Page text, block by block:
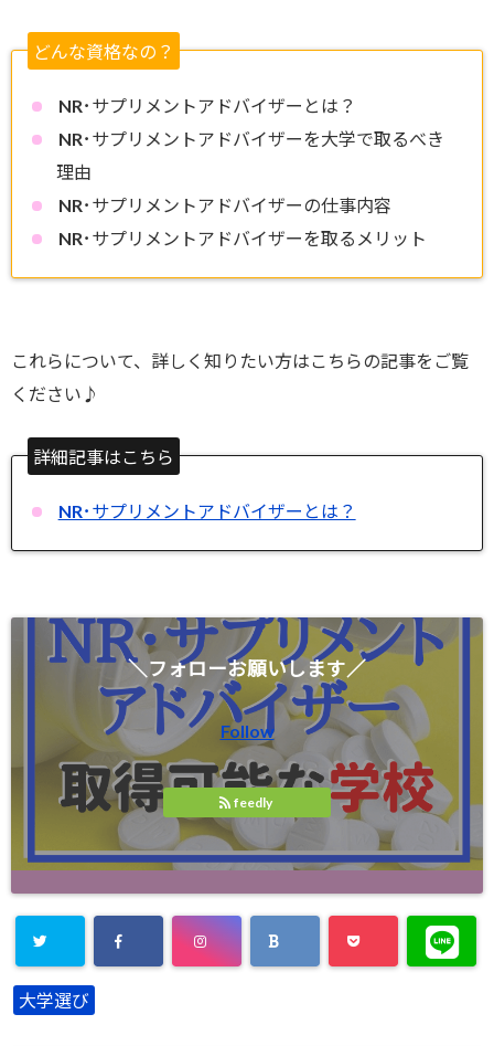
どんな資格なの？
NR･サプリメントアドバイザーとは？
NR･サプリメントアドバイザーを大学で取るべき
理由
NR･サプリメントアドバイザーの仕事内容
NR･サプリメントアドバイザーを取るメリット
これらについて、詳しく知りたい方はこちらの記事をご覧
ください♪
詳細記事はこちら
NR･サプリメントアドバイザーとは？
＼フォローお願いします／
Follow
feedly
大学選び